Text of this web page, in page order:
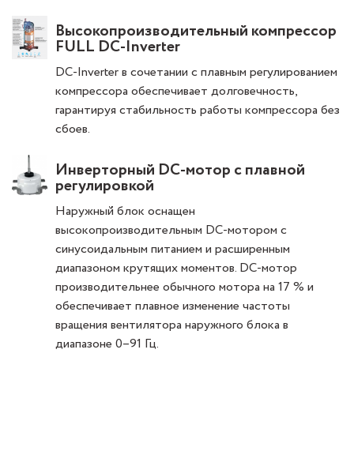
Высокопроизводительный компрессор
FULL DC-Inverter
DC-Inverter в сочетании с плавным регулированием
компрессора обеспечивает долговечность,
гарантируя стабильность работы компрессора без
сбоев.
Инверторный DC-мотор с плавной
регулировкой
Наружный блок оснащен
высокопроизводительным DC-мотором с
синусоидальным питанием и расширенным
диапазоном крутящих моментов. DC-мотор
производительнее обычного мотора на 17 % и
обеспечивает плавное изменение частоты
вращения вентилятора наружного блока в
диапазоне 0–91 Гц.